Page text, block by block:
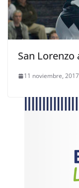
San Lorenzo
11 noviembre, 2017